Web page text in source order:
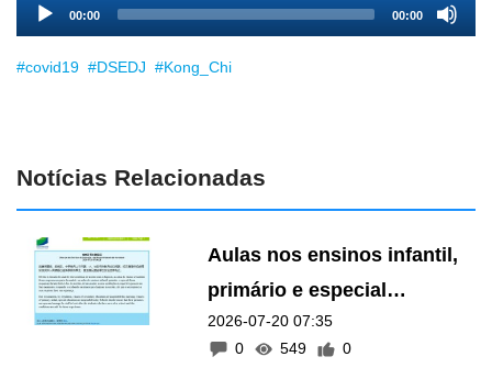
Player
00:00 00:00
#covid19 #DSEDJ #Kong_Chi
Notícias Relacionadas
Aulas nos ensinos infantil,
primário e especial
suspensas devido à chuva
2026-07-20 07:35
0
549 0